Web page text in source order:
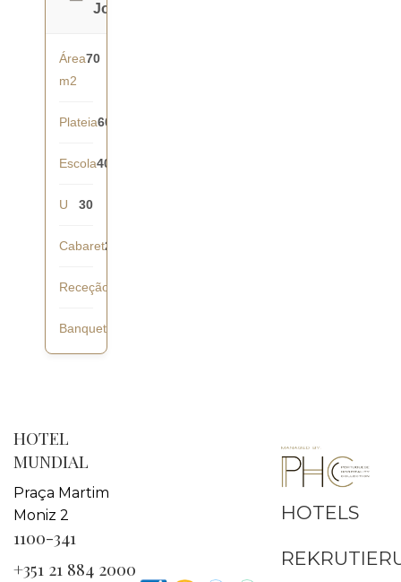
João
Área
m2
70
Plateia60
Escola40
U 30
Cabaret28
Receção
Banquete
HOTEL
MUNDIAL
Praça Martim
Moniz 2
1100-341
+351 21 884 2000
HOTELS